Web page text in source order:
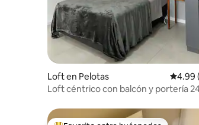
Loft en Pelotas
4.99
Loft céntrico con balcón y portería 24